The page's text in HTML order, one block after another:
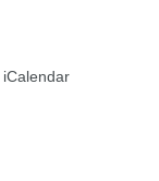
iCalendar